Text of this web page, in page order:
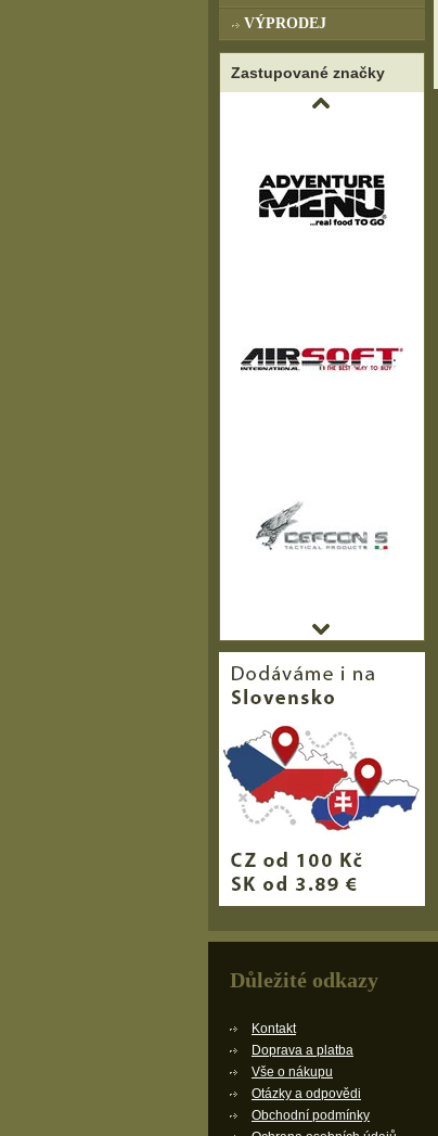
VÝPRODEJ
Zastupované značky
Důležité odkazy
Kontakt
Doprava a platba
Vše o nákupu
Otázky a odpovědi
Obchodní podmínky